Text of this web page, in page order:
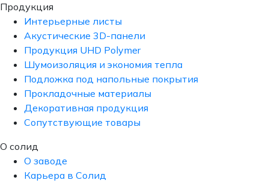
Продукция
Интерьерные листы
Акустические 3D-панели
Продукция UHD Polymer
Шумоизоляция и экономия тепла
Подложка под напольные покрытия
Прокладочные материалы
Декоративная продукция
Сопутствующие товары
О солид
О заводе
Карьера в Солид